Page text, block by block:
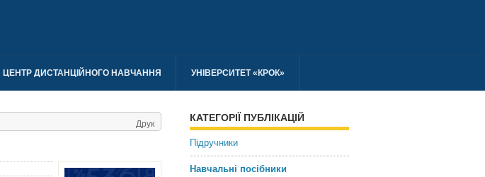
ЦЕНТР ДИСТАНЦІЙНОГО НАВЧАННЯ УНІВЕРСИТЕТ «КРОК»
Друк
КАТЕГОРІЇ ПУБЛІКАЦІЙ
Підручники
Навчальні посібники